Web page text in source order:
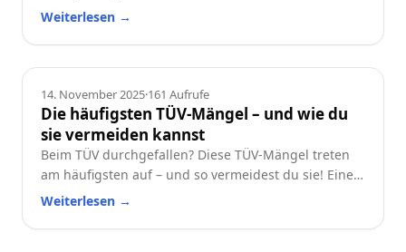
reduzieren. Erfahre, welche Faktoren besonders
wertstabil hältst.
Weiterlesen →
Ratgeber
14. November 2025·161 Aufrufe
Die häufigsten TÜV-Mängel – und wie du
sie vermeiden kannst
Beim TÜV durchgefallen? Diese TÜV-Mängel treten
am häufigsten auf – und so vermeidest du sie! Eine
praktische Checkliste für alle Autofahrer.
Weiterlesen →